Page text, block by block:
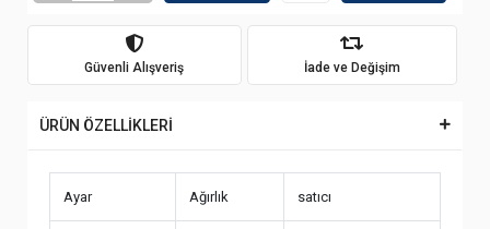
Güvenli Alışveriş İade ve Değişim
ÜRÜN ÖZELLİKLERİ
Ayar Ağırlık satıcı